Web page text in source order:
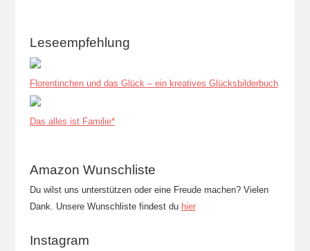
Leseempfehlung
Florentinchen und das Glück – ein kreatives Glücksbilderbuch
Das alles ist Familie*
Amazon Wunschliste
Du wilst uns unterstützen oder eine Freude machen? Vielen
Dank. Unsere Wunschliste findest du hier
Instagram